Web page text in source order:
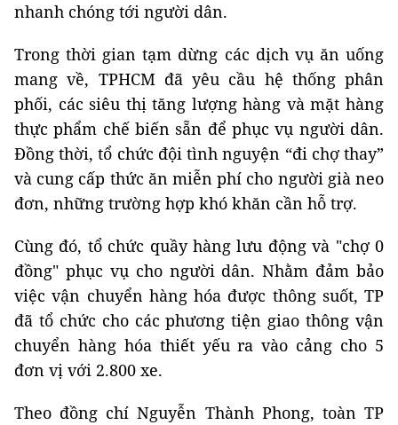
nhanh chóng tới người dân.
Trong thời gian tạm dừng các dịch vụ ăn uống
mang về, TPHCM đã yêu cầu hệ thống phân
phối, các siêu thị tăng lượng hàng và mặt hàng
thực phẩm chế biến sẵn để phục vụ người dân.
Đồng thời, tổ chức đội tình nguyện “đi chợ thay”
và cung cấp thức ăn miễn phí cho người già neo
đơn, những trường hợp khó khăn cần hỗ trợ.
Cùng đó, tổ chức quầy hàng lưu động và "chợ 0
đồng" phục vụ cho người dân. Nhằm đảm bảo
việc vận chuyển hàng hóa được thông suốt, TP
đã tổ chức cho các phương tiện giao thông vận
chuyển hàng hóa thiết yếu ra vào cảng cho 5
đơn vị với 2.800 xe.
Theo đồng chí Nguyễn Thành Phong, toàn TP